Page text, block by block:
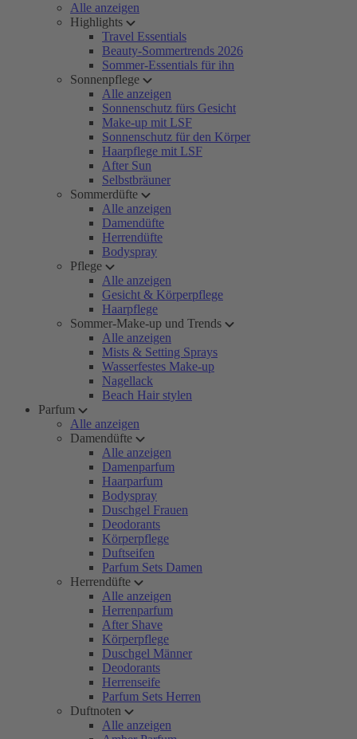
Alle anzeigen
Highlights
Travel Essentials
Beauty-Sommertrends 2026
Sommer-Essentials für ihn
Sonnenpflege
Alle anzeigen
Sonnenschutz fürs Gesicht
Make-up mit LSF
Sonnenschutz für den Körper
Haarpflege mit LSF
After Sun
Selbstbräuner
Sommerdüfte
Alle anzeigen
Damendüfte
Herrendüfte
Bodyspray
Pflege
Alle anzeigen
Gesicht & Körperpflege
Haarpflege
Sommer-Make-up und Trends
Alle anzeigen
Mists & Setting Sprays
Wasserfestes Make-up
Nagellack
Beach Hair stylen
Parfum
Alle anzeigen
Damendüfte
Alle anzeigen
Damenparfum
Haarparfum
Bodyspray
Duschgel Frauen
Deodorants
Körperpflege
Duftseifen
Parfum Sets Damen
Herrendüfte
Alle anzeigen
Herrenparfum
After Shave
Körperpflege
Duschgel Männer
Deodorants
Herrenseife
Parfum Sets Herren
Duftnoten
Alle anzeigen